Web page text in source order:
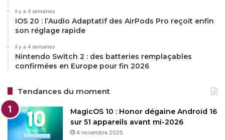
il y a 4 semaines
iOS 20 : l’Audio Adaptatif des AirPods Pro reçoit enfin
son réglage rapide
il y a 4 semaines
Nintendo Switch 2 : des batteries remplaçables
confirmées en Europe pour fin 2026
Tendances du moment
MagicOS 10 : Honor dégaine Android 16
sur 51 appareils avant mi-2026
4 novembre 2025